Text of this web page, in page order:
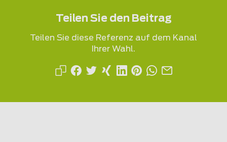
Teilen Sie den Beitrag
Teilen Sie diese Referenz auf dem Kanal
Ihrer Wahl.